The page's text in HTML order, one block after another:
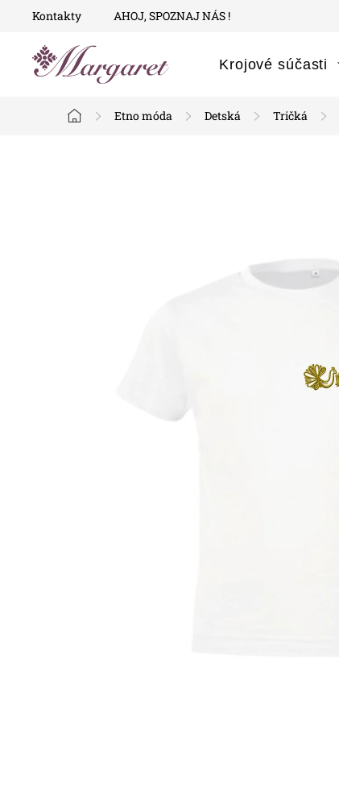
PrejsťKontakty AHOJ, SPOZNAJ NÁS !
Krojové súčasti
Domov
Etno móda Detská Tričká